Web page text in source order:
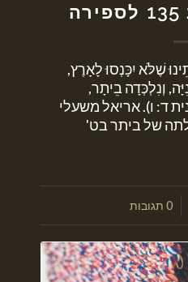
שֶׁלֹּא יִכָּנְסוּ לָאָרֶץ,
וְנִלְכְּדָה בֵיתָר,
ד: ו). אריאל משעלי
של ביתר בט'
0 תגובות